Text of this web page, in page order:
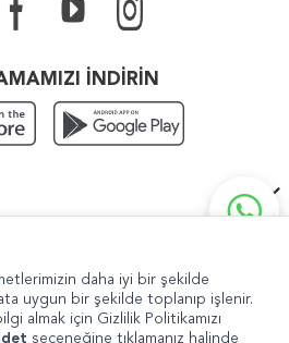
İNDİRİN
daha iyi bir şekilde
uygun bir şekilde toplanıp işlenir.
almak için Gizlilik Politikamızı
seçeneğine tıklamanız halinde